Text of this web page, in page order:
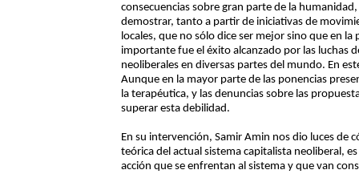
consecuencias sobre gran parte de la
demostrar, tanto a partir de iniciativas de
locales, que no sólo dice ser mejor sino que en
importante fue el éxito alcanzado por las luchas
neoliberales en diversas partes del mundo. En
Aunque en la mayor parte de las ponencias
la terapéutica, y las denuncias sobre las
superar esta debilidad.
En su intervención, Samir Amin nos dio luces de
teórica del actual sistema capitalista neoliberal,
acción que se enfrentan al sistema y que van